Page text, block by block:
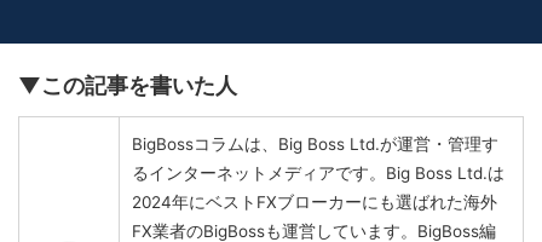
▼この記事を書いた人
BigBossコラムは、Big Boss Ltd.が運営・管理す
るインターネットメディアです。Big Boss Ltd.は
2024年にベストFXブローカーにも選ばれた海外
FX業者のBigBossも運営しています。BigBoss編